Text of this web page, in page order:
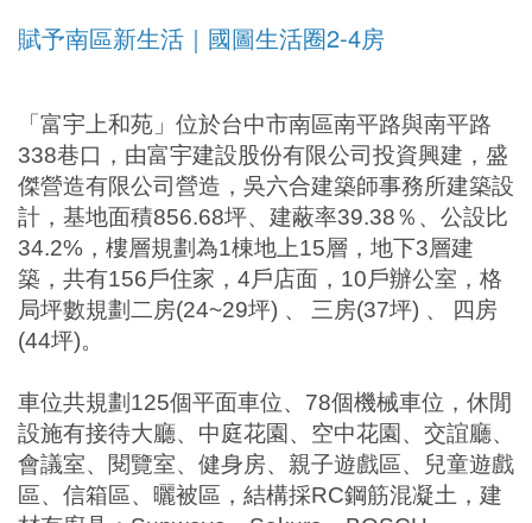
賦予南區新生活｜國圖生活圈2-4房
「富宇上和苑」位於台中市南區南平路與南平路
338巷口，由富宇建設股份有限公司投資興建，盛
傑營造有限公司營造，吳六合建築師事務所建築設
計，基地面積856.68坪、建蔽率39.38％、公設比
34.2% ，樓層規劃為1棟地上15層，地下3層建
築，共有156戶住家， 4戶店面， 10戶辦公室，格
局坪數規劃二房(24~29坪) 、 三房(37坪) 、
四房
(44坪)。
車位共規劃 125個平面車位、 78個機械車位，休閒
設施有接待大廳、中庭花園、空中花園、交誼廳、
會議室、閱覽室、健身房、親子遊戲區、兒童遊戲
區、信箱區、曬被區，結構採RC鋼筋混凝土，建